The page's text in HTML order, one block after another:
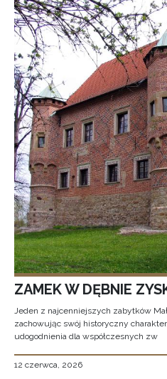
ZAMEK W DĘBNIE
Jeden z najcenniejszych zabytków
zachowując swój historyczny
udogodnienia dla współczesnych zw
12 czerwca, 2026